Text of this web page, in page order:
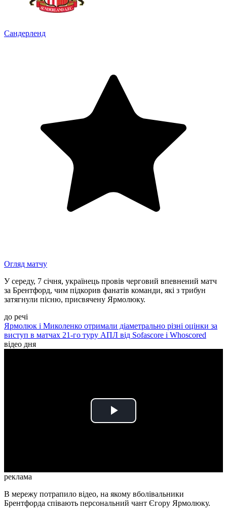
Сандерленд
Огляд матчу
У середу, 7 січня, українець провів черговий впевнений матч
за Брентфорд, чим підкорив фанатів команди, які з трибун
затягнули пісню, присвячену Ярмолюку.
до речі
Ярмолюк і Миколенко отримали діаметрально різні оцінки за
виступ в матчах 21-го туру АПЛ від Sofascore і Whoscored
відео дня
Play
реклама
В мережу потрапило відео, на якому вболівальники
Брентфорда співають персональний чант Єгору Ярмолюку.